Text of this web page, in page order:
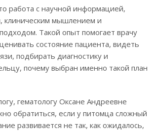
работа с научной информацией,
клиническим мышлением и
Такой опыт помогает врачу
состояние пациента, видеть
подбирать диагностику и
почему выбран именно такой план
гематологу Оксане Андреевне
обратиться, если у питомца сложный
развивается не так, как ожидалось,